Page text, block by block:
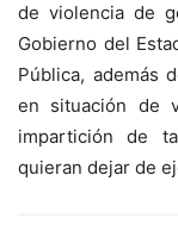
de violencia de
Gobierno del
Pública, además
en situación de
impartición de
quieran dejar de